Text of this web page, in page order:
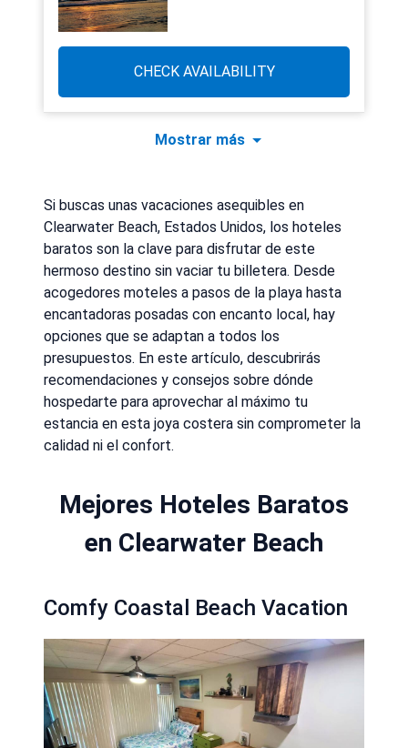
CHECK AVAILABILITY
Mostrar más
Si buscas unas vacaciones asequibles en
Clearwater Beach, Estados Unidos, los hoteles
baratos son la clave para disfrutar de este
hermoso destino sin vaciar tu billetera. Desde
acogedores moteles a pasos de la playa hasta
encantadoras posadas con encanto local, hay
opciones que se adaptan a todos los
presupuestos. En este artículo, descubrirás
recomendaciones y consejos sobre dónde
hospedarte para aprovechar al máximo tu
estancia en esta joya costera sin comprometer la
calidad ni el confort.
Mejores Hoteles Baratos
en Clearwater Beach
Comfy Coastal Beach Vacation